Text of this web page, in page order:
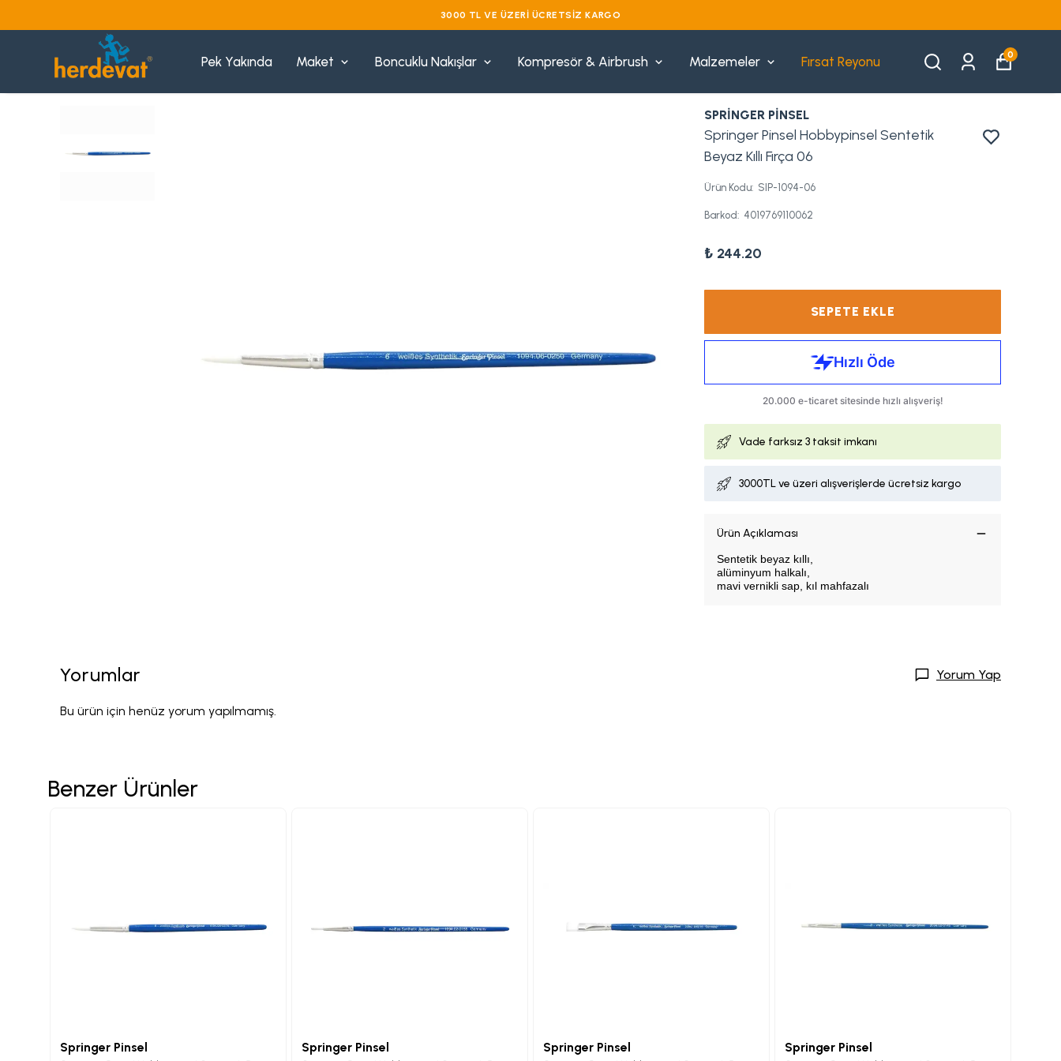
3000 TL VE ÜZERI ÜCRETSIZ KARGO
Pek Yakında Maket Boncuklu Nakışlar Kompresör & Airbrush Malzemeler Fırsat Reyonu 0
SPRİNGER PİNSEL
Springer Pinsel Hobbypinsel Sentetik
Beyaz Kıllı Fırça 06
Ürün Kodu: SIP-1094-06
Barkod: 4019769110062
₺ 244.20
SEPETE EKLE
Vade farksız 3 taksit imkanı
3000TL ve üzeri alışverişlerde ücretsiz kargo
Ürün Açıklaması
Sentetik beyaz kıllı,
alüminyum halkalı,
mavi vernikli sap, kıl mahfazalı
Yorumlar Yorum Yap
Bu ürün için henüz yorum yapılmamış.
Benzer Ürünler
Springer Pinsel Springer Pinsel Springer Pinsel Springer Pinsel